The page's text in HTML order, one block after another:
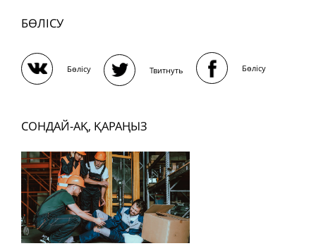
БӨЛІСУ
Бөлісу Твитнуть Бөлісу
СОНДАЙ-АҚ, ҚАРАҢЫЗ